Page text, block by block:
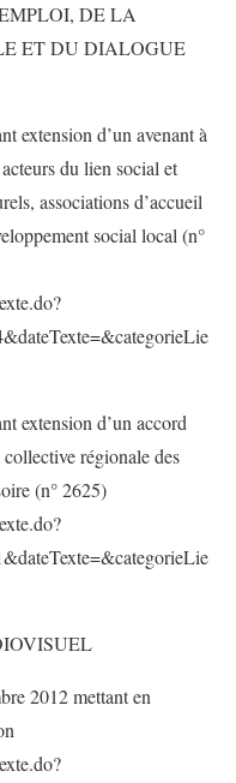
DE LA
ET DU DIALOGUE
extension d’un avenant à
du lien social et
associations d’accueil
social local (n°
extension d’un accord
régionale des
(n° 2625)
2012 mettant en